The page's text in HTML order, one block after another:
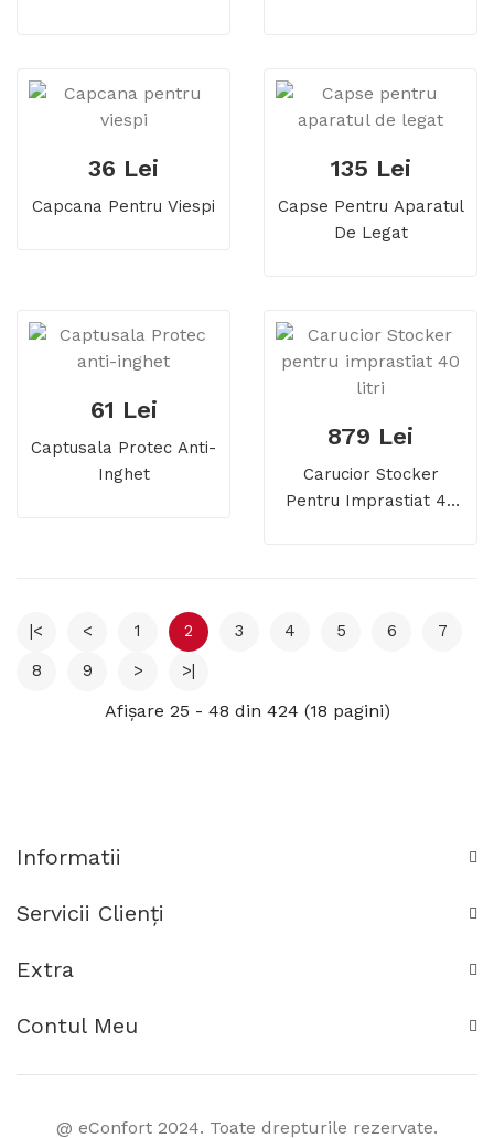
36 Lei
Capcana Pentru Viespi
135 Lei
Capse Pentru Aparatul
De Legat
61 Lei
Captusala Protec Anti-
Inghet
879 Lei
Carucior Stocker
Pentru Imprastiat 40
|< < 1 2 3 4 5 6
7
8
9 > >|
Afişare 25 - 48 din 424 (18 pagini)
Informatii
Servicii Clienţi
Extra
Contul Meu
@ eConfort 2024. Toate drepturile rezervate.